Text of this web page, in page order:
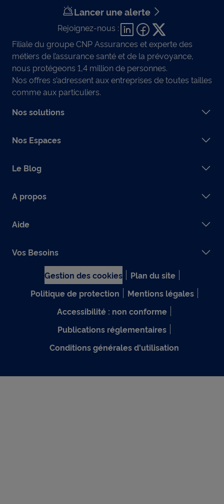
Lancer une alerte
Rejoignez-nous :
Filiale du groupe CNP Assurances et experte des
métiers de l’assurance santé et de la prévoyance,
nous protégeons 1,4 million de personnes.
Nos offres s’adressent aux entreprises de toutes tailles
comme aux particuliers.
Nos solutions
Nos Espaces
Le Blog
A propos
Aide
Vos Besoins
Gestion des cookies
Plan du site
Politique de protection
Mentions légales
Accessibilité : non conforme
Publications réglementaires
Conditions générales d'utilisation